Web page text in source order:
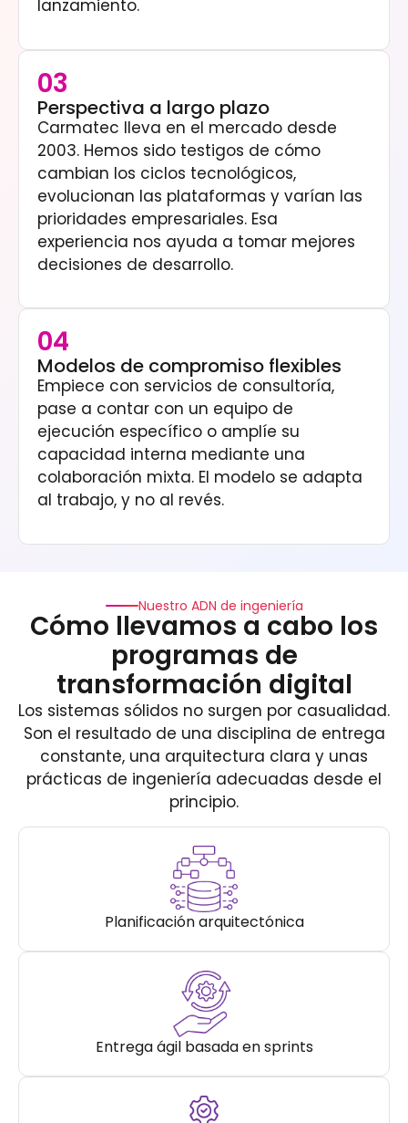
lanzamiento.
03
Perspectiva a largo plazo
Carmatec lleva en el mercado desde
2003. Hemos sido testigos de cómo
cambian los ciclos tecnológicos,
evolucionan las plataformas y varían las
prioridades empresariales. Esa
experiencia nos ayuda a tomar mejores
decisiones de desarrollo.
04
Modelos de compromiso flexibles
Empiece con servicios de consultoría,
pase a contar con un equipo de
ejecución específico o amplíe su
capacidad interna mediante una
colaboración mixta. El modelo se adapta
al trabajo, y no al revés.
Nuestro ADN de ingeniería
Cómo llevamos a cabo los
programas de
transformación digital
Los sistemas sólidos no surgen por casualidad.
Son el resultado de una disciplina de entrega
constante, una arquitectura clara y unas
prácticas de ingeniería adecuadas desde el
principio.
Planificación arquitectónica
Entrega ágil basada en sprints